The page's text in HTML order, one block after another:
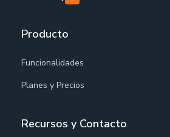
Producto
Funcionalidades
Planes y Precios
Recursos y Contacto